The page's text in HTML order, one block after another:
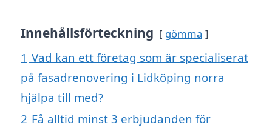
Innehållsförteckning gömma
1 Vad kan ett företag som är specialiserat
på fasadrenovering i Lidköping norra
hjälpa till med?
2 Få alltid minst 3 erbjudanden för